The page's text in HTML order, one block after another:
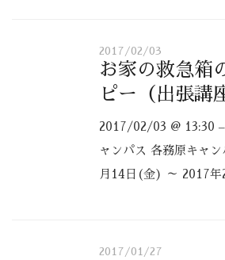
2017/02/03
お家の救急箱
ピー（出張講
2017/02/03 @ 13:30
ャンパス 各務原キャ
月14日(金) ～ 2017
2017/01/27